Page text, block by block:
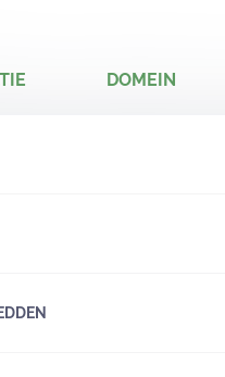
DOMEIN